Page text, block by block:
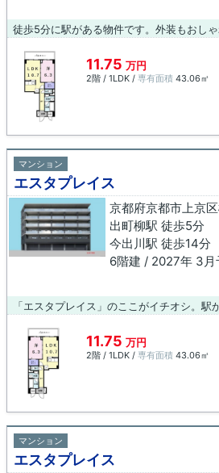
11.75 万円
2階 / 1LDK / 専有面積 43.06㎡
マンション
エスタプレイス
京都府京都市上京
出町柳駅 徒歩5分
今出川駅 徒歩14分
6階建 / 2027年 3月
11.75 万円
2階 / 1LDK / 専有面積 43.06㎡
マンション
エスタプレイス